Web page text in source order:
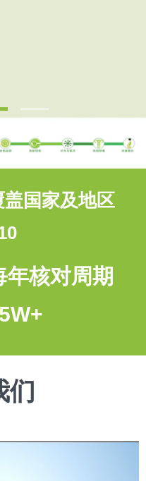
们
盖国家及地区
年核对周期